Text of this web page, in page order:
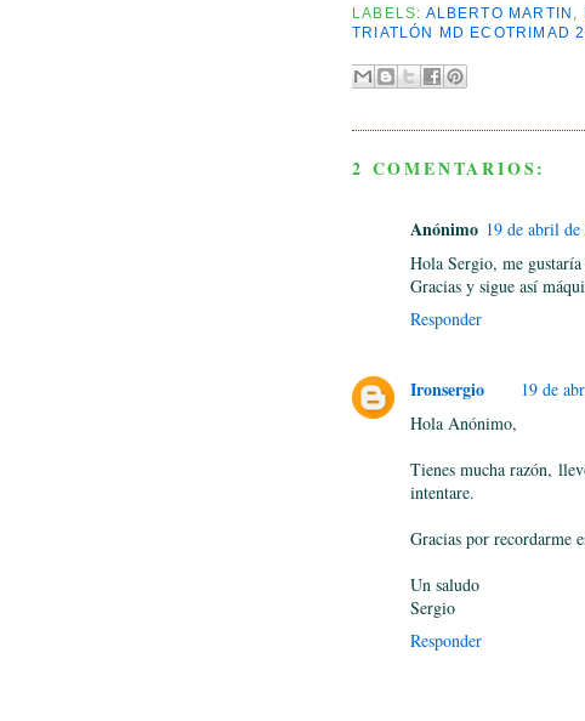
LABELS: ALBERTO MARTIN ,
TRIATLÓN MD ECOTRIMAD
2 COMENTARIOS:
Anónimo 19 de abril
Hola Sergio, me
Gracias y sigue así
Responder
Ironsergio
19 de
Hola Anónimo,
Tienes mucha razón,
intentare.
Gracias por recordarme
Un saludo
Sergio
Responder